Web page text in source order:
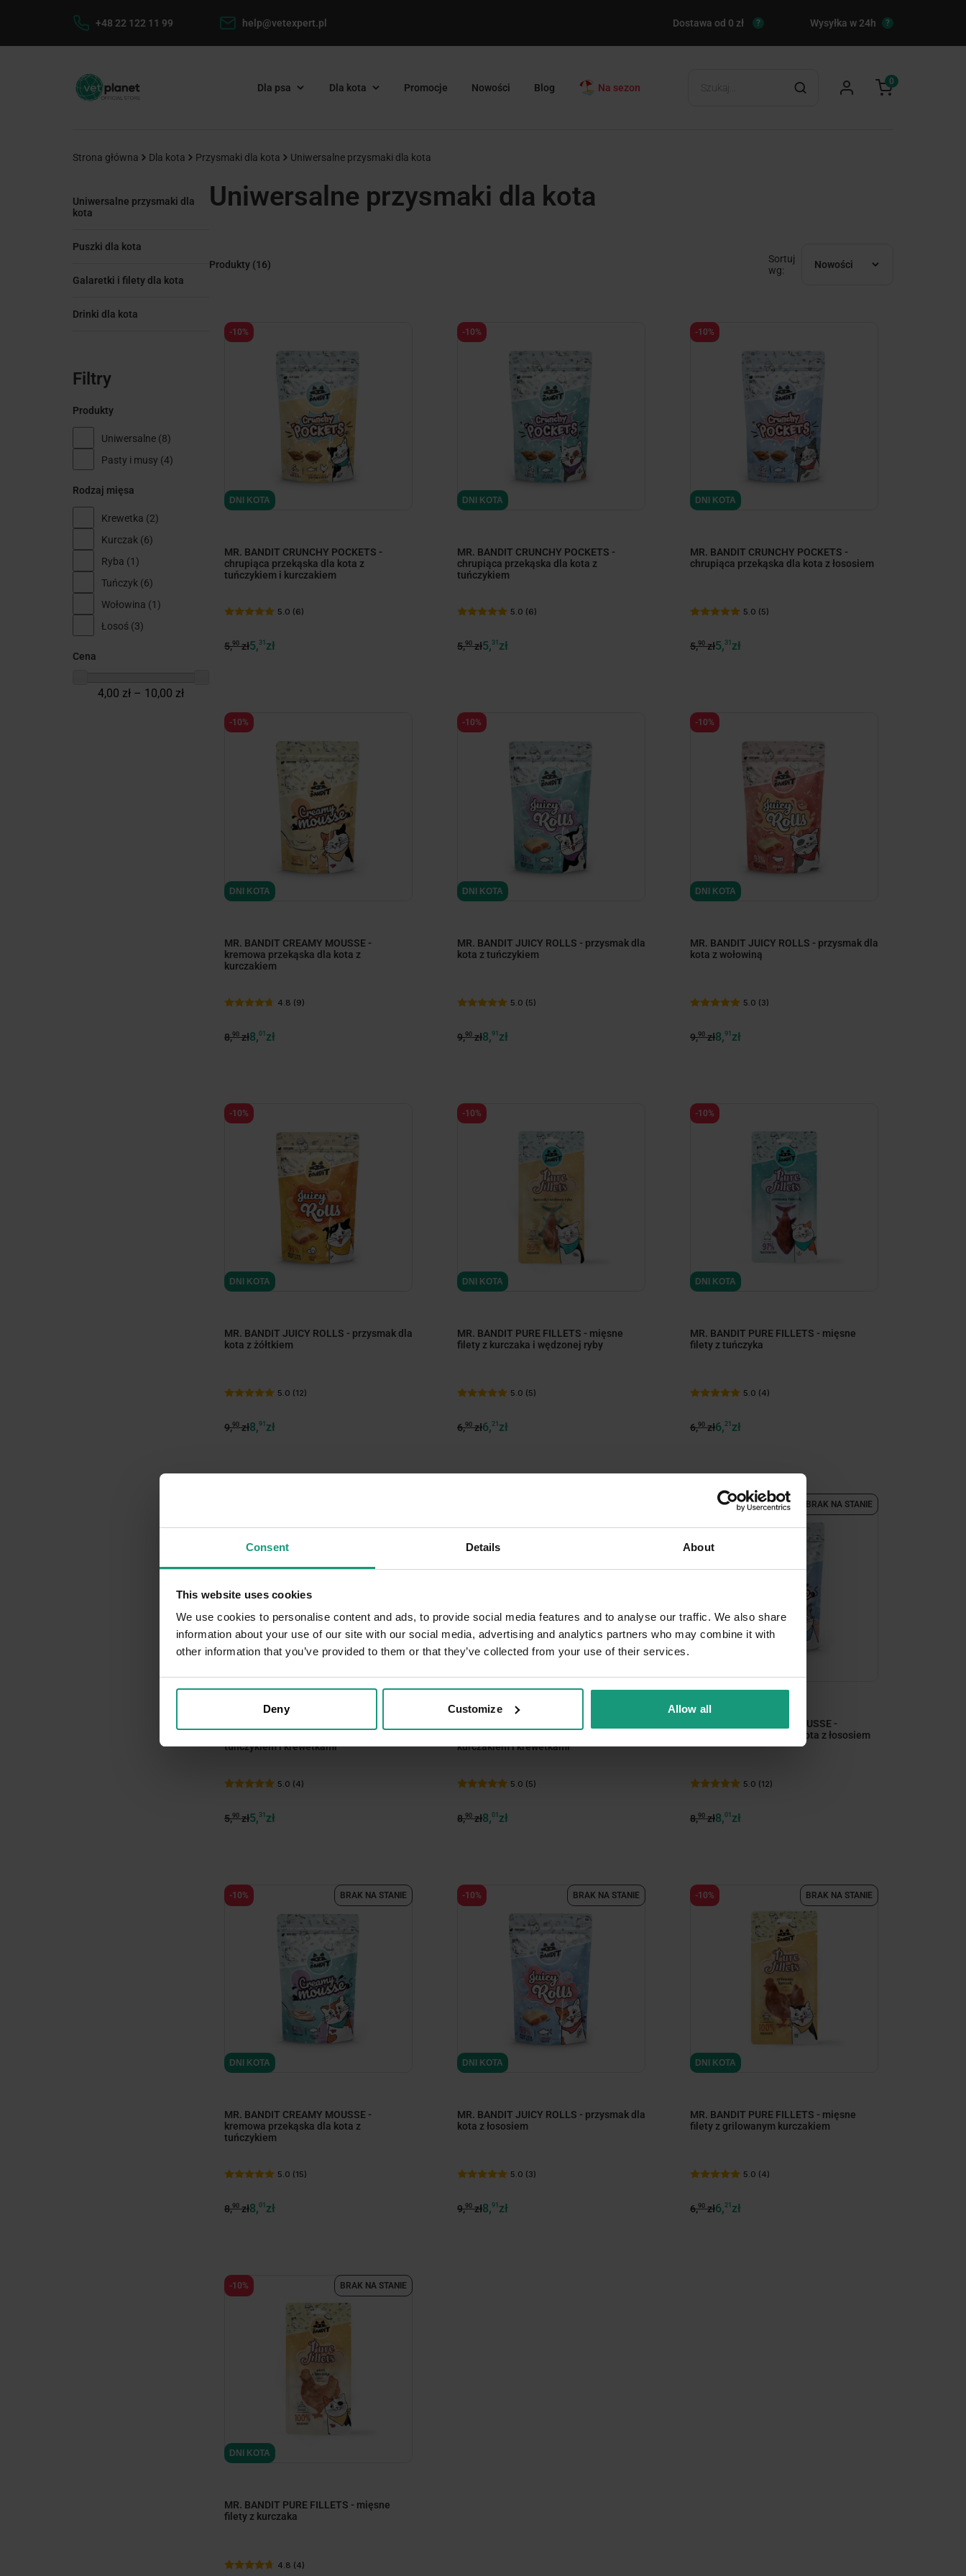
Consent Details About
This website uses cookies
We use cookies to personalise content and ads, to provide social media features and to analyse our traffic. We also share
information about your use of our site with our social media, advertising and analytics partners who may combine it with
other information that you’ve provided to them or that they’ve collected from your use of their services.
Deny Customize Allow all
+48 22 122 11 99 help@vetexpert.pl Dostawa od 0 zł ? Wysyłka w 24h ?
Dla psa Dla kota Promocje Nowości Blog Na sezon
0
Strona główna Dla kota Przysmaki dla kota Uniwersalne przysmaki dla kota
Uniwersalne przysmaki dla
kota
Puszki dla kota
Galaretki i filety dla kota
Drinki dla kota
Filtry
Produkty
Uniwersalne (8)
Pasty i musy (4)
Rodzaj mięsa
Krewetka (2)
Kurczak (6)
Ryba (1)
Tuńczyk (6)
Wołowina (1)
Łosoś (3)
Cena
4,00 zł – 10,00 zł
Uniwersalne przysmaki dla kota
Produkty(16)
Sortuj
wg:
Nowości
DNI KOTA
MR. BANDIT CRUNCHY POCKETS -
chrupiąca przekąska dla kota z
tuńczykiem i kurczakiem
5.0 (6)
5,90zł5,31 zł
-10%
DNI KOTA
MR. BANDIT CRUNCHY POCKETS -
chrupiąca przekąska dla kota z
tuńczykiem
5.0 (6)
5,90zł5,31 zł
-10%
DNI KOTA
MR. BANDIT CRUNCHY POCKETS -
chrupiąca przekąska dla kota z łososiem
5.0 (5)
5,90zł5,31 zł
-10%
DNI KOTA
MR. BANDIT CREAMY MOUSSE -
kremowa przekąska dla kota z
kurczakiem
4.8 (9)
8,90zł8,01 zł
-10%
DNI KOTA
MR. BANDIT JUICY ROLLS - przysmak dla
kota z tuńczykiem
5.0 (5)
9,90zł8,91 zł
-10%
DNI KOTA
MR. BANDIT JUICY ROLLS - przysmak dla
kota z wołowiną
5.0 (3)
9,90zł8,91 zł
-10%
DNI KOTA
MR. BANDIT JUICY ROLLS - przysmak dla
kota z żółtkiem
5.0 (12)
9,90zł8,91 zł
-10%
DNI KOTA
MR. BANDIT PURE FILLETS - mięsne
filety z kurczaka i wędzonej ryby
5.0 (5)
6,90zł6,21 zł
-10%
DNI KOTA
MR. BANDIT PURE FILLETS - mięsne
filety z tuńczyka
5.0 (4)
6,90zł6,21 zł
-10%
tuńczykiem i krewetkami
5.0 (4)
5,90zł5,31 zł
kurczakiem i krewetkami
5.0 (5)
8,90zł8,01 zł
MR. BANDIT CREAMY MOUSSE -
kremowa przekąska dla kota z łososiem
5.0 (12)
8,90zł8,01 zł
BRAK NA STANIE
DNI KOTA
MR. BANDIT CREAMY MOUSSE -
kremowa przekąska dla kota z
tuńczykiem
5.0 (15)
8,90zł8,01 zł
-10% BRAK NA STANIE
DNI KOTA
MR. BANDIT JUICY ROLLS - przysmak dla
kota z łososiem
5.0 (3)
9,90zł8,91 zł
-10% BRAK NA STANIE
DNI KOTA
MR. BANDIT PURE FILLETS - mięsne
filety z grilowanym kurczakiem
5.0 (4)
6,90zł6,21 zł
-10% BRAK NA STANIE
DNI KOTA
MR. BANDIT PURE FILLETS - mięsne
filety z kurczaka
4.8 (4)
-10% BRAK NA STANIE